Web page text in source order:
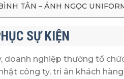
TÂN – ÁNH NGỌC
SỰ KIỆN
doanh nghiệp thường tổ
công ty, tri ân khách